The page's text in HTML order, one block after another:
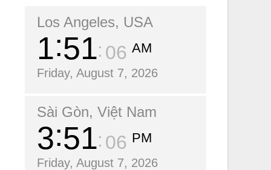
Los Angeles, USA
1 51 07 AM
Friday, August 7, 2026
Sài Gòn, Việt Nam
3 51 07 PM
Friday, August 7, 2026